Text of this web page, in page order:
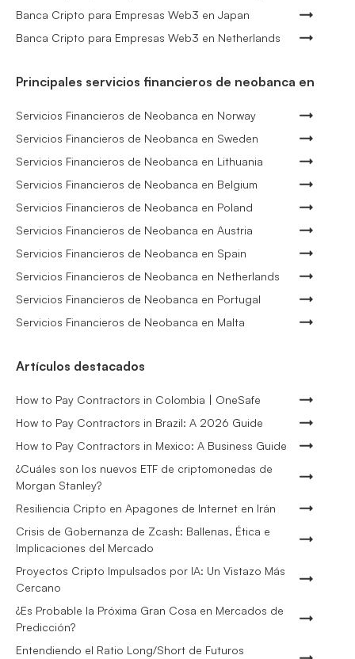
Banca Cripto para Empresas Web3 en Japan
Banca Cripto para Empresas Web3 en Netherlands
Principales servicios financieros de neobanca en
Servicios Financieros de Neobanca en Norway
Servicios Financieros de Neobanca en Sweden
Servicios Financieros de Neobanca en Lithuania
Servicios Financieros de Neobanca en Belgium
Servicios Financieros de Neobanca en Poland
Servicios Financieros de Neobanca en Austria
Servicios Financieros de Neobanca en Spain
Servicios Financieros de Neobanca en Netherlands
Servicios Financieros de Neobanca en Portugal
Servicios Financieros de Neobanca en Malta
Artículos destacados
How to Pay Contractors in Colombia | OneSafe
How to Pay Contractors in Brazil: A 2026 Guide
How to Pay Contractors in Mexico: A Business Guide
¿Cuáles son los nuevos ETF de criptomonedas de
Morgan Stanley?
Resiliencia Cripto en Apagones de Internet en Irán
Crisis de Gobernanza de Zcash: Ballenas, Ética e
Implicaciones del Mercado
Proyectos Cripto Impulsados por IA: Un Vistazo Más
Cercano
¿Es Probable la Próxima Gran Cosa en Mercados de
Predicción?
Entendiendo el Ratio Long/Short de Futuros